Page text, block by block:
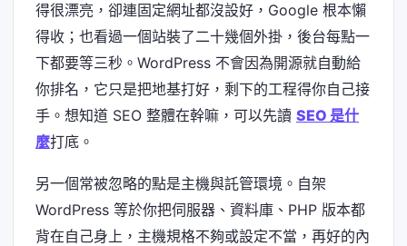
得很漂亮，卻連固定網址都沒設好，Google 根本懶
得收；也看過一個站裝了二十幾個外掛，後台每點一
下都要等三秒。WordPress 不會因為開源就自動給
你排名，它只是把地基打好，剩下的工程得你自己接
手。想知道 SEO 整體在幹嘛，可以先讀 SEO 是什
麼打底。
另一個常被忽略的點是主機與託管環境。自架
WordPress 等於你把伺服器、資料庫、PHP 版本都
背在自己身上，主機規格不夠或設定不當，再好的內